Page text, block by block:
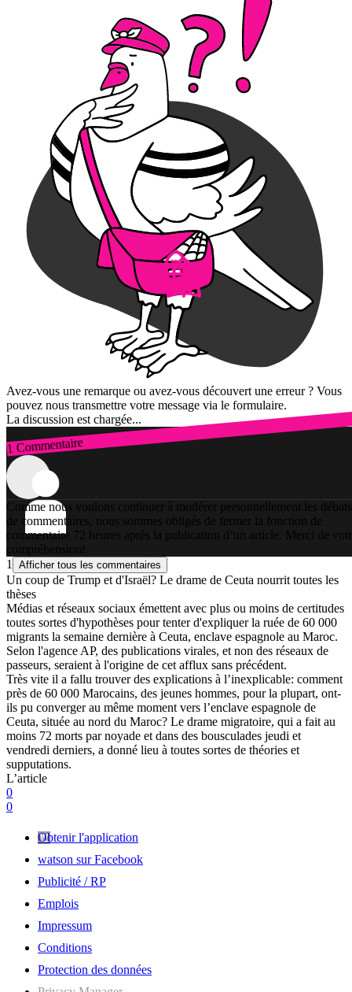
Avez-vous une remarque ou avez-vous découvert une erreur ? Vous
pouvez nous transmettre votre message via le formulaire.
La discussion est chargée...
1 Commentaire
Connexion
Comme nous voulons continuer à modérer personnellement les débats
de commentaires, nous sommes obligés de fermer la fonction de
commentaire 72 heures après la publication d’un article. Merci de
compréhension!
1
Afficher tous les commentaires
Un coup de Trump et d'Israël? Le drame de Ceuta nourrit toutes les
thèses
Médias et réseaux sociaux émettent avec plus ou moins de certitudes
toutes sortes d'hypothèses pour tenter d'expliquer la ruée de 60 000
migrants la semaine dernière à Ceuta, enclave espagnole au Maroc.
Selon l'agence AP, des publications virales, et non des réseaux de
passeurs, seraient à l'origine de cet afflux sans précédent.
Très vite il a fallu trouver des explications à l’inexplicable: comment
près de 60 000 Marocains, des jeunes hommes, pour la plupart, ont-
ils pu converger au même moment vers l’enclave espagnole de
Ceuta, située au nord du Maroc? Le drame migratoire, qui a fait au
moins 72 morts par noyade et dans des bousculades jeudi et
vendredi derniers, a donné lieu à toutes sortes de théories et
supputations.
L’article
0
0
Obtenir l'application
watson sur Facebook
Publicité / RP
Emplois
Impressum
Conditions
Protection des données